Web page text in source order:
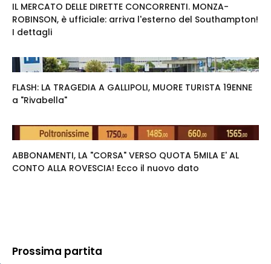
IL MERCATO DELLE DIRETTE CONCORRENTI. MONZA-
ROBINSON, è ufficiale: arriva l'esterno del Southampton!
I dettagli
FLASH: LA TRAGEDIA A GALLIPOLI, MUORE TURISTA 19ENNE
a "Rivabella"
ABBONAMENTI, LA "CORSA" VERSO QUOTA 5MILA E' AL
CONTO ALLA ROVESCIA! Ecco il nuovo dato
Prossima partita